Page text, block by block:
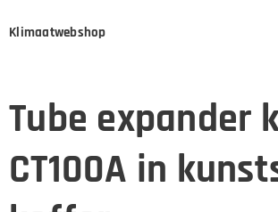
Klimaatwebshop
Tube expander
CT100A in